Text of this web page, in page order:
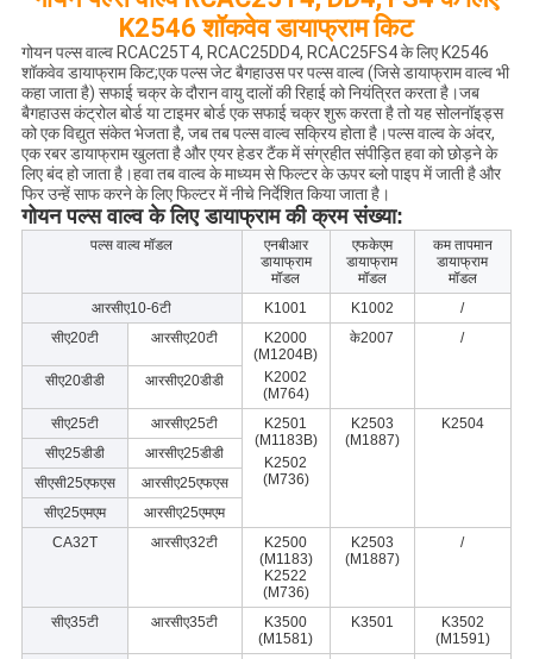
K2546 शॉकवेव डायाफ्राम किट
गोयन पल्स वाल्व RCAC25T4, RCAC25DD4, RCAC25FS4 के लिए K2546
शॉकवेव डायाफ्राम किट;एक पल्स जेट बैगहाउस पर पल्स वाल्व (जिसे डायाफ्राम वाल्व भी
कहा जाता है) सफाई चक्र के दौरान वायु दालों की रिहाई को नियंत्रित करता है।जब
बैगहाउस कंट्रोल बोर्ड या टाइमर बोर्ड एक सफाई चक्र शुरू करता है तो यह सोलनॉइड्स
को एक विद्युत संकेत भेजता है, जब तब पल्स वाल्व सक्रिय होता है।पल्स वाल्व के अंदर,
एक रबर डायाफ्राम खुलता है और एयर हेडर टैंक में संग्रहीत संपीड़ित हवा को छोड़ने के
लिए बंद हो जाता है।हवा तब वाल्व के माध्यम से फिल्टर के ऊपर ब्लो पाइप में जाती है और
फिर उन्हें साफ करने के लिए फिल्टर में नीचे निर्देशित किया जाता है।
गोयन पल्स वाल्व के लिए डायाफ्राम की क्रम संख्या:
पल्स वाल्व मॉडल
एनबीआर
डायाफ्राम
मॉडल
एफकेएम
डायाफ्राम
मॉडल
कम तापमान
डायाफ्राम
मॉडल
आरसीए10-6टी
K1001 K1002
/
सीए20टी
आरसीए20टी
K2000
(M1204B)
K2002
(M764)
के2007 /
सीए20डीडी आरसीए20डीडी
सीए25टी आरसीए25टी
K2501
(M1183B)
K2502
(M736)
K2503
(M1887)
K2504
सीए25डीडी
आरसीए25डीडी
सीएसी25एफएस
आरसीए25एफएस
सीए25एमएम
आरसीए25एमएम
CA32T
आरसीए32टी
K2500
(M1183)
K2522
(M736)
K2503
(M1887)
/
सीए35टी आरसीए35टी
K3500
(M1581)
K3501
K3502
(M1591)